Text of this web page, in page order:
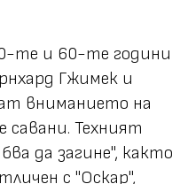
те и 60-те години
Гжимек и
вниманието на
Техният
да загине", както
с "Оскар",